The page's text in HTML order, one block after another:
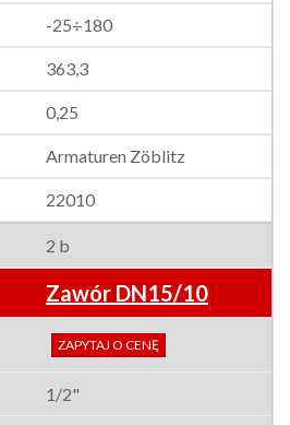
-25÷180
363,3
0,25
Armaturen Zöblitz
22010
2 b
Zawór DN15/10
ZAPYTAJ O CENĘ
1/2"